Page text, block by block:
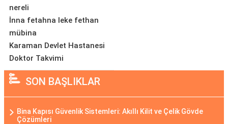
nereli
İnna fetahna leke fethan
mübina
Karaman Devlet Hastanesi
Doktor Takvimi
SON BAŞLIKLAR
Bina Kapısı Güvenlik Sistemleri: Akıllı Kilit ve Çelik Gövde
Çözümleri